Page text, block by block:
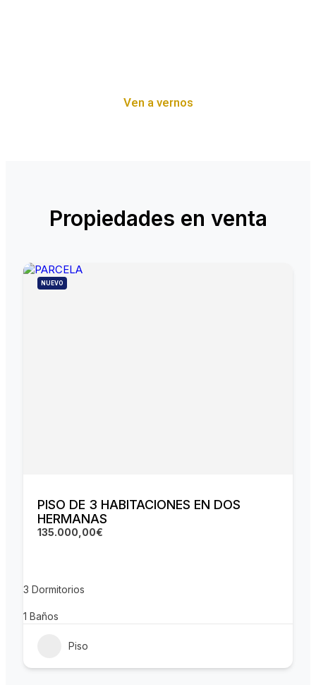
Ven a vernos
Propiedades en venta
NUEVO
PISO DE 3 HABITACIONES EN DOS
HERMANAS
135.000,00€
3 Dormitorios
1 Baños
Piso